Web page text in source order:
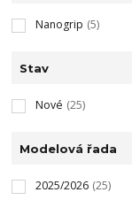
Nanogrip (5)
Stav
Nové (25)
Modelová řada
2025/2026 (25)